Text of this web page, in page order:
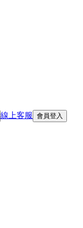
線上客服 會員登入